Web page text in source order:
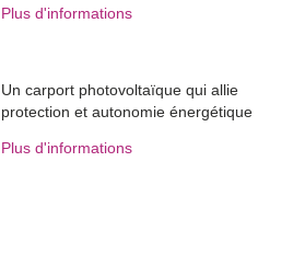
Plus d'informations
Un carport photovoltaïque qui allie
protection et autonomie énergétique
Plus d'informations